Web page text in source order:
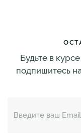
Будьте в
подпишитесь